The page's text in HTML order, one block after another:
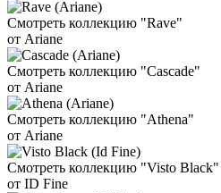
Смотреть коллекцию "Rave"
от Ariane
Смотреть коллекцию "Cascade"
от Ariane
Смотреть коллекцию "Athena"
от Ariane
Смотреть коллекцию "Visto Black"
от ID Fine